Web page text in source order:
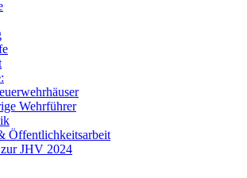
Wehrführer
Öffentlichkeitsarbeit
JHV 2024